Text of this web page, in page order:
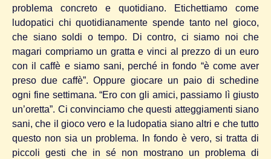
problema concreto e quotidiano. Etichettiamo come
ludopatici chi quotidianamente spende tanto nel gioco,
che siano soldi o tempo. Di contro, ci siamo noi che
magari compriamo un gratta e vinci al prezzo di un euro
con il caffè e siamo sani, perché in fondo “è come aver
preso due caffè”. Oppure giocare un paio di schedine
ogni fine settimana. “Ero con gli amici, passiamo lì giusto
un’oretta”. Ci convinciamo che questi atteggiamenti siano
sani, che il gioco vero e la ludopatia siano altri e che tutto
questo non sia un problema. In fondo è vero, si tratta di
piccoli gesti che in sé non mostrano un problema di